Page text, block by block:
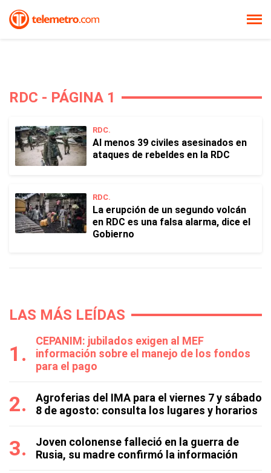
RDC - PÁGINA 1
RDC.
Al menos 39 civiles asesinados en
ataques de rebeldes en la RDC
RDC.
La erupción de un segundo volcán
en RDC es una falsa alarma, dice el
Gobierno
LAS MÁS LEÍDAS
CEPANIM: jubilados exigen al MEF
información sobre el manejo de los fondos
para el pago
Agroferias del IMA para el viernes 7 y sábado
8 de agosto: consulta los lugares y horarios
Joven colonense falleció en la guerra de
Rusia, su madre confirmó la información